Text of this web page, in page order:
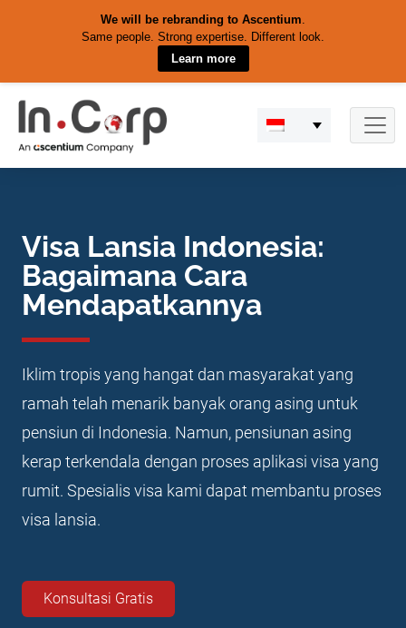
We will be rebranding to Ascentium.
Same people. Strong expertise. Different look.
Learn more
content
Visa Lansia Indonesia:
Bagaimana Cara
Mendapatkannya
Iklim tropis yang hangat dan masyarakat yang
ramah telah menarik banyak orang asing untuk
pensiun di Indonesia. Namun, pensiunan asing
kerap terkendala dengan proses aplikasi visa yang
rumit. Spesialis visa kami dapat membantu proses
visa lansia.
Konsultasi Gratis